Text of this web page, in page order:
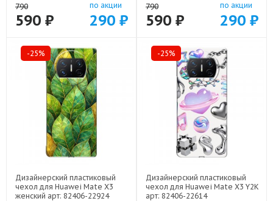
790
590 ₽
по акции
290 ₽
790
590 ₽
по акции
290 ₽
-25%
Дизайнерский пластиковый
чехол для Huawei Mate X3
женский арт: 82406-22924
-25%
Дизайнерский пластиковый
чехол для Huawei Mate X3 Y2K
арт: 82406-22614